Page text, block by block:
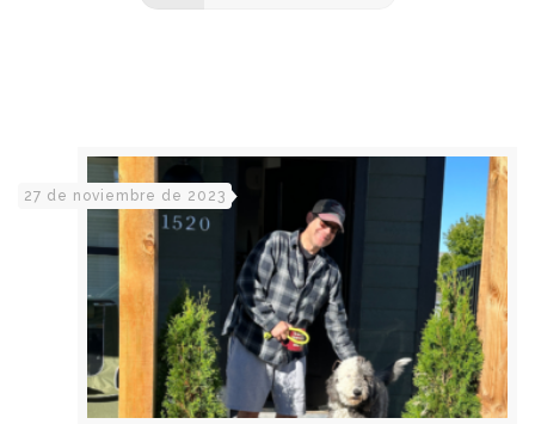
27 de noviembre de 2023